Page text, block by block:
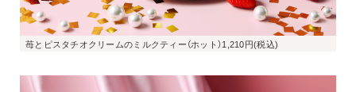
苺とピスタチオクリームのミルクティー（ホット）1,210円(税込)